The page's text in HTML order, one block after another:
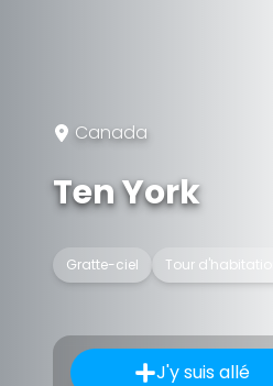
Canada
Ten York
Gratte-ciel Tour d'habitation
J'y suis allé